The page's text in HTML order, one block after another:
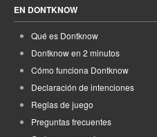
EN DONTKNOW
Qué es Dontknow
Dontknow en 2 minutos
Cómo funciona Dontknow
Declaración de intenciones
Reglas de juego
Preguntas frecuentes